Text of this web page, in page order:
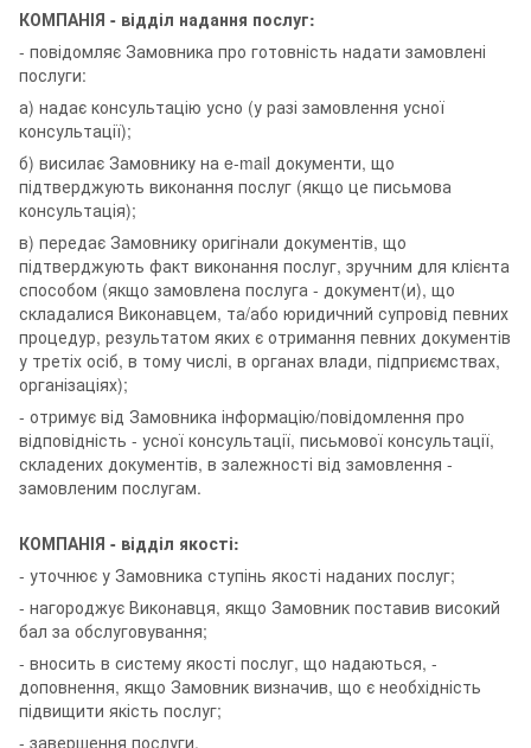
КОМПАНІЯ - відділ надання послуг:
- повідомляє Замовника про готовність надати замовлені
послуги:
а) надає консультацію усно (у разі замовлення усної
консультації);
б) висилає Замовнику на e-mail документи, що
підтверджують виконання послуг (якщо це письмова
консультація);
в) передає Замовнику оригінали документів, що
підтверджують факт виконання послуг, зручним для клієнта
способом (якщо замовлена послуга - документ(и), що
складалися Виконавцем, та/або юридичний супровід певних
процедур, результатом яких є отримання певних документів
у третіх осіб, в тому числі, в органах влади, підприємствах,
організаціях);
- отримує від Замовника інформацію/повідомлення про
відповідність - усної консультації, письмової консультації,
складених документів, в залежності від замовлення -
замовленим послугам.
КОМПАНІЯ - відділ якості:
- уточнює у Замовника ступінь якості наданих послуг;
- нагороджує Виконавця, якщо Замовник поставив високий
бал за обслуговування;
- вносить в систему якості послуг, що надаються, -
доповнення, якщо Замовник визначив, що є необхідність
підвищити якість послуг;
- завершення послуги.